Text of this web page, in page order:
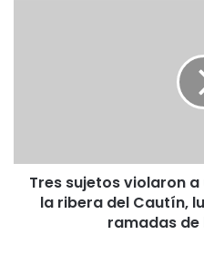
t
Tres sujetos violaron a
la ribera del Cautín,
ramadas de